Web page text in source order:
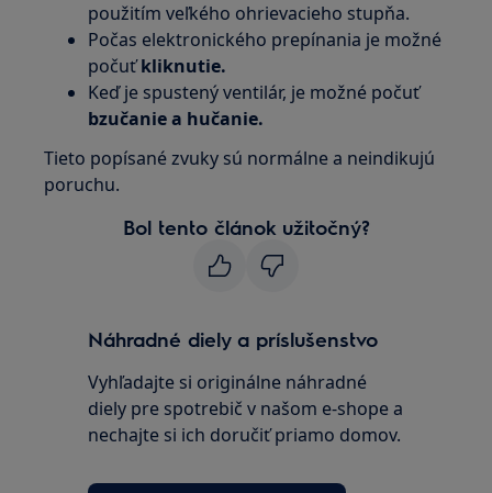
použitím veľkého ohrievacieho stupňa.
Počas elektronického prepínania je možné
počuťkliknutie.
Keď je spustený ventilár, je možné počuť
bzučanie a hučanie.
Tieto popísané zvuky sú normálne a neindikujú
poruchu.
Bol tento článok užitočný?
Náhradné diely a príslušenstvo
Vyhľadajte si originálne náhradné
diely pre spotrebič v našom e-shope a
nechajte si ich doručiť priamo domov.